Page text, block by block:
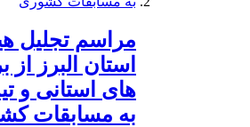
مراسم تجلیل
استان البرز
های استانی و
به مسابقات